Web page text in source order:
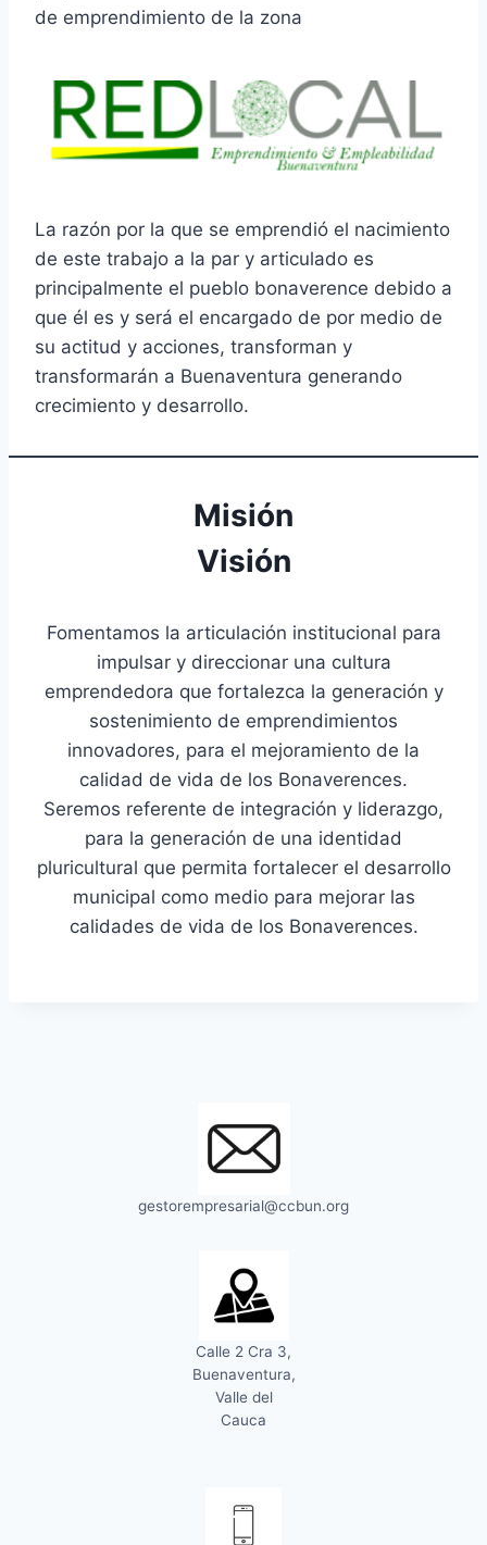
de emprendimiento de la zona
La razón por la que se emprendió el nacimiento
de este trabajo a la par y articulado es
principalmente el pueblo bonaverence debido a
que él es y será el encargado de por medio de
su actitud y acciones, transforman y
transformarán a Buenaventura generando
crecimiento y desarrollo.
Misión
Visión
Fomentamos la articulación institucional para
impulsar y direccionar una cultura
emprendedora que fortalezca la generación y
sostenimiento de emprendimientos
innovadores, para el mejoramiento de la
calidad de vida de los Bonaverences.
Seremos referente de integración y liderazgo,
para la generación de una identidad
pluricultural que permita fortalecer el desarrollo
municipal como medio para mejorar las
calidades de vida de los Bonaverences.
gestorempresarial@ccbun.org
Calle 2 Cra 3,
Buenaventura,
Valle del
Cauca